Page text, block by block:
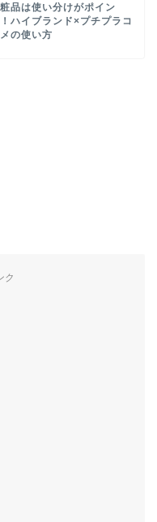
品は使い分けがポイン
！ハイブランド×プチプラコ
の使い方
ク